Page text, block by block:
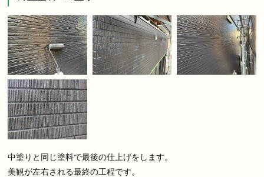
中塗りと同じ塗料で最後の仕上げをします。
美観が左右される最終の工程です。